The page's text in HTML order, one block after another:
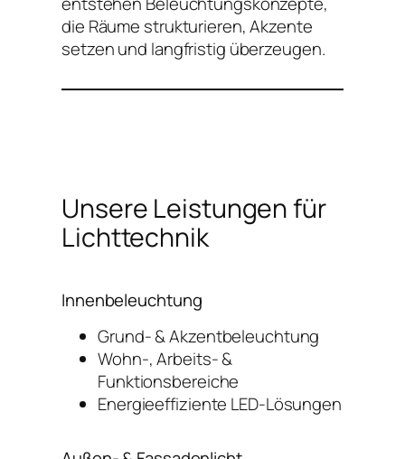
die Räume strukturieren, Akzente
setzen und langfristig überzeugen.
Unsere Leistungen für
Lichttechnik
Innenbeleuchtung
Grund- & Akzentbeleuchtung
Wohn-, Arbeits- &
Funktionsbereiche
Energieeffiziente LED-Lösungen